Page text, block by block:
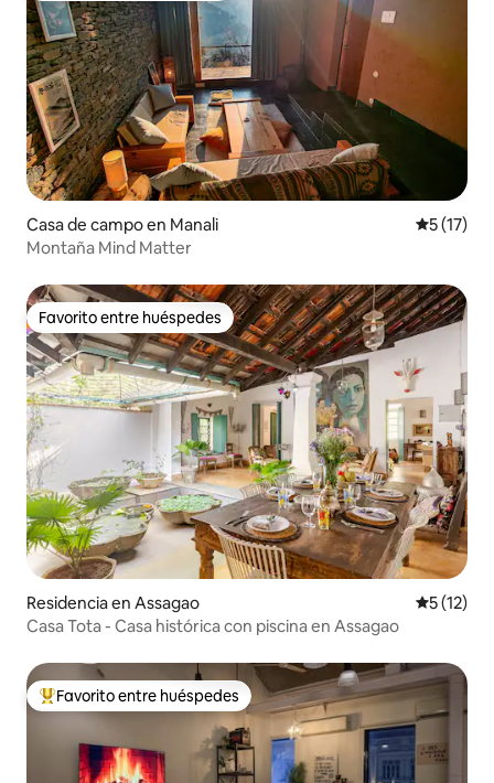
Casa de campo en Manali
5 (17)
Montaña Mind Matter
Favorito entre huéspedes
Favorito entre huéspedes
Residencia en Assagao
5 (12)
Casa Tota - Casa histórica con piscina en Assagao
De los mejores en Favorito entre huéspedes
Favorito entre huéspedes